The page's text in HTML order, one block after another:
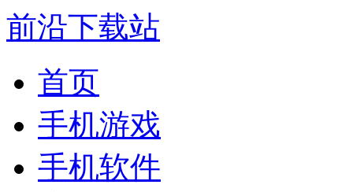
前沿下载站
首页
手机游戏
手机软件